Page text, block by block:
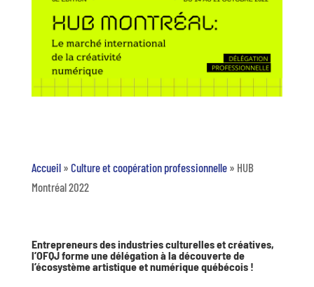
Accueil» Culture et coopération professionnelle» HUB
Montréal 2022
Entrepreneurs des industries culturelles et créatives,
l’OFQJ forme une délégation à la découverte de
l’écosystème artistique et numérique québécois !